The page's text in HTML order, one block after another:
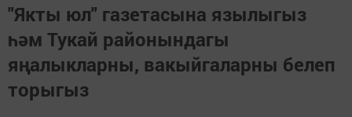
"Якты юл" газетасына язылыгыз
һәм Тукай районындагы
яңалыкларны, вакыйгаларны белеп
торыгыз